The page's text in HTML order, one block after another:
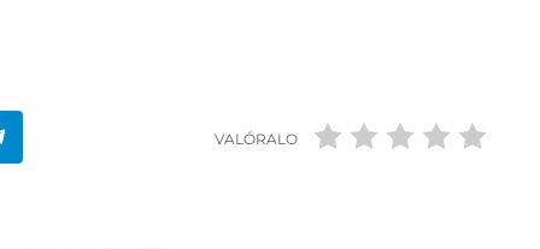
VALÓRALO